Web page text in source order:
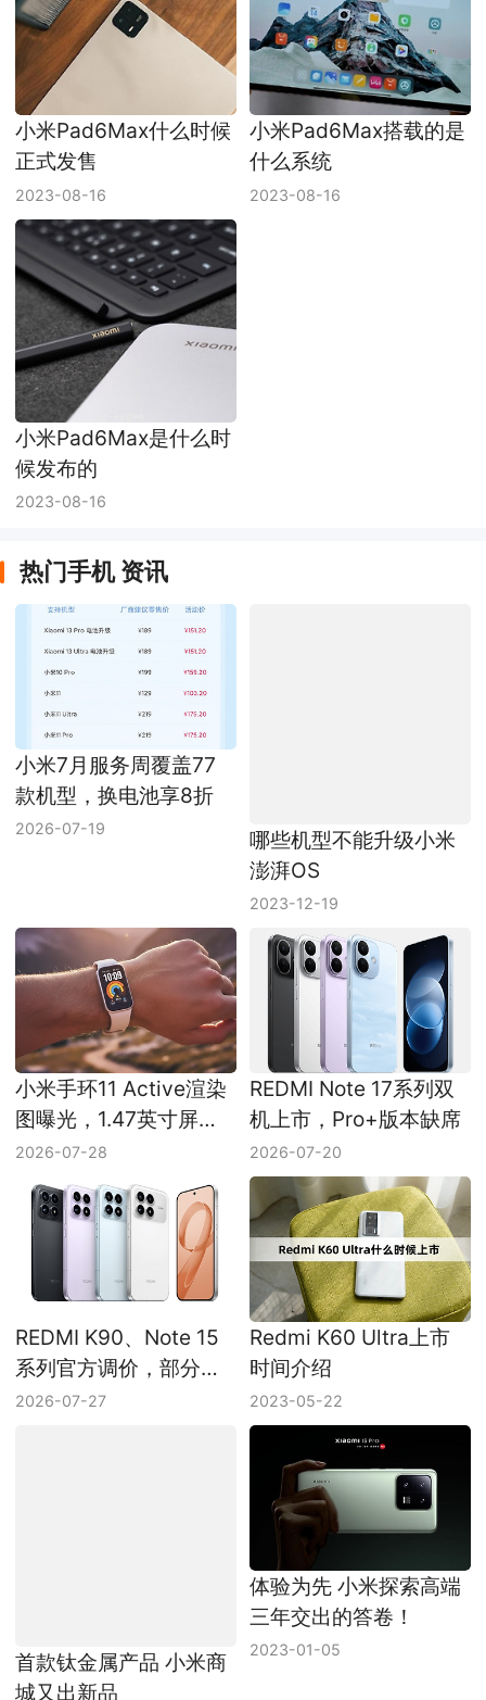
小米Pad6Max什么时候
正式发售
2023-08-16
小米Pad6Max搭载的是
什么系统
2023-08-16
小米Pad6Max是什么时
候发布的
2023-08-16
热门手机 资讯
小米7月服务周覆盖77
款机型，换电池享8折
2026-07-19
哪些机型不能升级小米
澎湃OS
2023-12-19
小米手环11 Active渲染
图曝光，1.47英寸屏幕
和300mAh电池受关注
2026-07-28
REDMI Note 17系列双
机上市，Pro+版本缺席
2026-07-20
REDMI K90、Note 15
系列官方调价，部分机
型价格上浮
2026-07-27
Redmi K60 Ultra上市
时间介绍
2023-05-22
2023-01-01
体验为先 小米探索高端
三年交出的答卷！
2023-01-05